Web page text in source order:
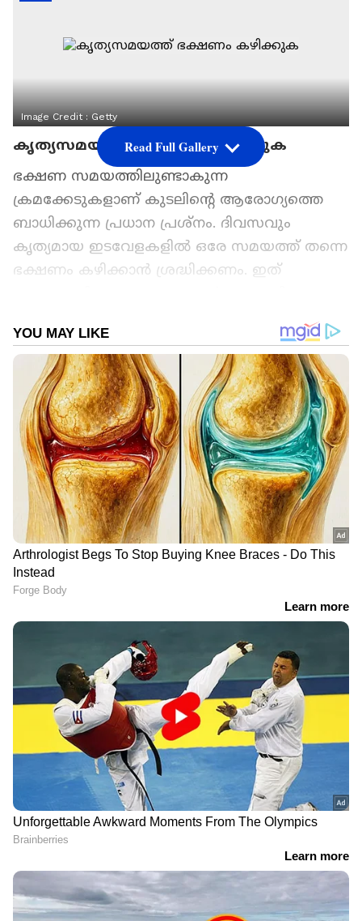
Image Credit :Getty
കൃത്യസമയത്ത് ഭക്ഷണം കഴിക്കുക
ഭക്ഷണ സമയത്തിലുണ്ടാകുന്ന
ക്രമക്കേടുകളാണ് കുടലിന്റെ ആരോഗ്യത്തെ
ബാധിക്കുന്ന പ്രധാന പ്രശ്നം. ദിവസവും
കൃത്യമായ ഇടവേളകളിൽ ഒരേ സമയത്ത് തന്നെ
ഭക്ഷണം കഴിക്കാൻ ശ്രദ്ധിക്കണം. ഇത്
ഏഷ്യാനെറ്റ് ന്യൂസ് പ്രധാന വാർത്താ സ്രോതസായി
തെരഞ്ഞെടുക്കുക
Image Credit : Asianet News
പയർവർഗ്ഗങ്ങൾ കഴിക്കാം
പയർവർഗ്ഗങ്ങൾ കഴിച്ചാൽ ഗ്യാസ് വരും, വയർ
ഒഴിവാക്കാറുണ്ട്. എന്നാൽ ഇത് താൽക്കാലികം
മാത്രമാണ്. ദിവസങ്ങൾക്കുള്ളിൽ കുടലിലെ നല്ല
Read Full Gallery